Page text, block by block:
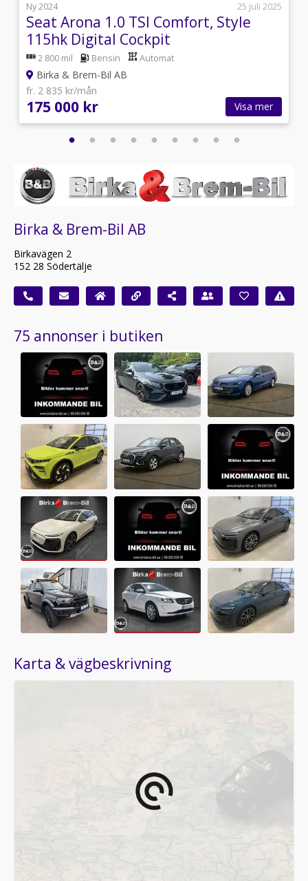
Ny 2024
25 juli 2025
Seat Arona 1.0 TSI Comfort, Style
115hk Digital Cockpit
2 800 mil Bensin Automat
Birka & Brem-Bil AB
fr. 2 835 kr/mån
175 000 kr Visa mer
Birka & Brem-Bil AB
Birkavägen 2
152 28 Södertälje
75 annonser i butiken
Karta & vägbeskrivning